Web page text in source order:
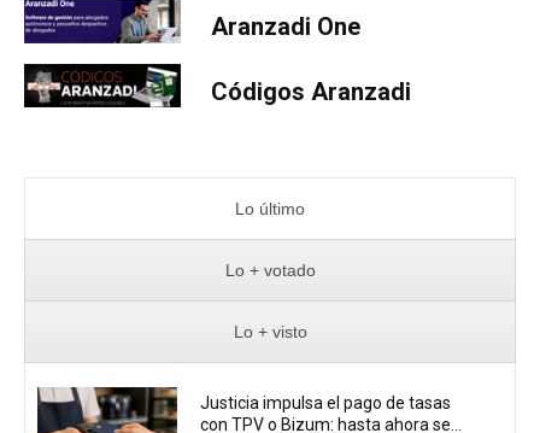
Aranzadi One
Códigos Aranzadi
Lo último
Lo + votado
Lo + visto
Justicia impulsa el pago de tasas
con TPV o Bizum: hasta ahora se...